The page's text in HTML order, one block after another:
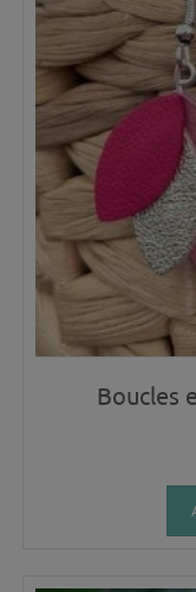
Boucles